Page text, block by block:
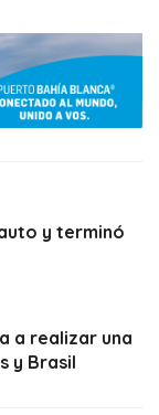
y terminó
a realizar una
y Brasil